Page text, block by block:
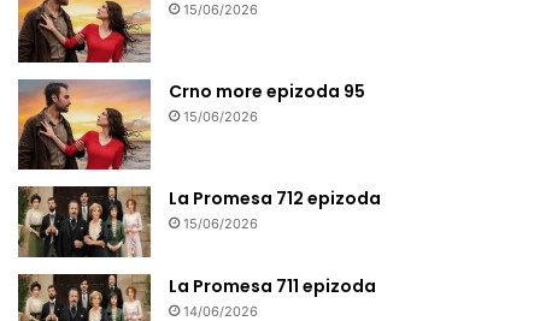
15/06/2026
Crno more epizoda 95
15/06/2026
La Promesa 712 epizoda
15/06/2026
La Promesa 711 epizoda
14/06/2026